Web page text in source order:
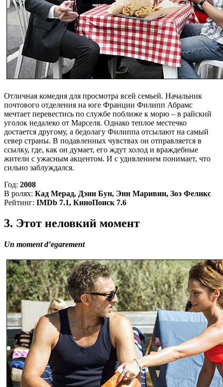
Отличная комедия для просмотра всей семьей. Начальник
почтового отделения на юге Франции Филипп Абрамс
мечтает перевестись по службе поближе к морю – в райский
уголок недалеко от Марселя. Однако теплое местечко
достается другому, а бедолагу Филиппа отсылают на самый
север страны. В подавленных чувствах он отправляется в
ссылку, где, как он думает, его ждут холод и враждебные
жители с ужасным акцентом. И с удивлением понимает, что
сильно заблуждался.
Год: 2008
В ролях: Кад Мерад, Дэни Бун, Энн Маривин, Зоэ Феликс
Рейтинг: IMDb 7.1, КиноПоиск 7.6
3. Этот неловкий момент
Un moment d’egarement